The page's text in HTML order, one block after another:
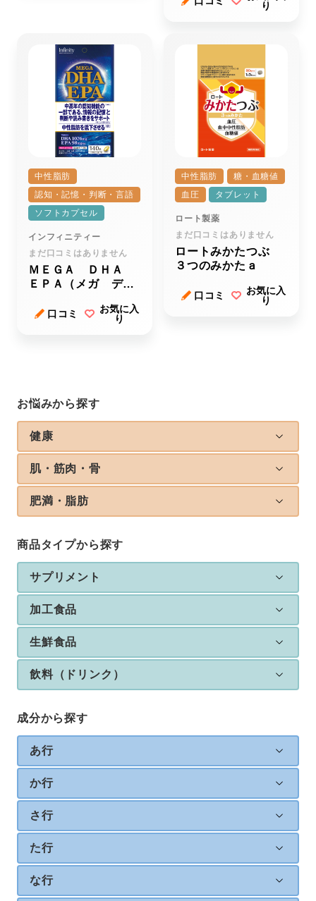
お悩みから探す
健康
肌・筋肉・骨
肥満・脂肪
商品タイプから探す
サプリメント
加工食品
生鮮食品
飲料（ドリンク）
成分から探す
あ行
か行
さ行
た行
な行
り
中性脂肪
認知・記憶・判断・言語
ソフトカプセル
インフィニティー
まだ口コミはありません
ＭＥＧＡ ＤＨＡ
ＥＰＡ（メガ ディ
ピーエー）
口コミ
お気に入
り
中性脂肪
糖・血糖値
血圧
タブレット
ロート製薬
まだ口コミはありません
ロートみかたつぶ
３つのみかたａ
口コミ
お気に入
り